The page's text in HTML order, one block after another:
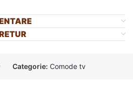
Categorie: Comode tv